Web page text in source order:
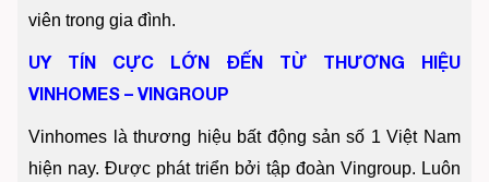
viên trong gia đình.
UY TÍN CỰC LỚN ĐẾN TỪ THƯƠNG HIỆU
VINHOMES – VINGROUP
Vinhomes là thương hiệu bất động sản số 1 Việt Nam
hiện nay. Được phát triển bởi tập đoàn Vingroup. Luôn